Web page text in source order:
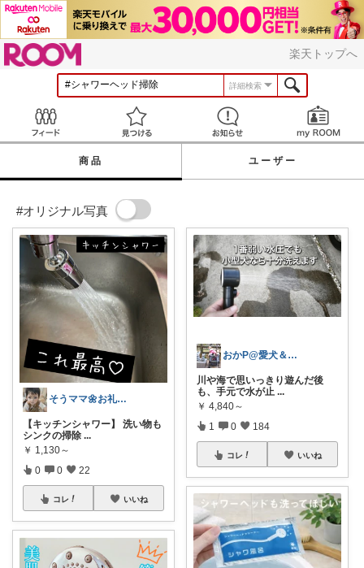
楽天トップへ
詳細検索
見つける お知らせ
商品 ユーザー
#オリジナル写真
そうママ🌼お礼はプロフに
【キッチンシャワー】 洗い物も
シンクの掃除 ...
￥ 1,130～
0 0 22
コレ いいね
おかP@愛犬＆電脳生活
川や海で思いっきり遊んだ後
も、手元で水が止 ...
￥ 4,840～
1 0 184
コレ いいね